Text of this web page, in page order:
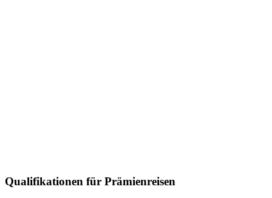
Qualifikationen für Prämienreisen